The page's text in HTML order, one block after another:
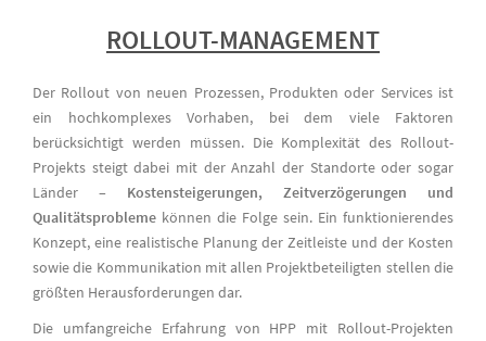
ROLLOUT-MANAGEMENT
Der Rollout von neuen Prozessen, Produkten oder Services ist
ein hochkomplexes Vorhaben, bei dem viele Faktoren
berücksichtigt werden müssen. Die Komplexität des Rollout-
Projekts steigt dabei mit der Anzahl der Standorte oder sogar
Länder – Kostensteigerungen, Zeitverzögerungen und
Qualitätsprobleme können die Folge sein. Ein funktionierendes
Konzept, eine realistische Planung der Zeitleiste und der Kosten
sowie die Kommunikation mit allen Projektbeteiligten stellen die
größten Herausforderungen dar.
Die umfangreiche Erfahrung von HPP mit Rollout-Projekten